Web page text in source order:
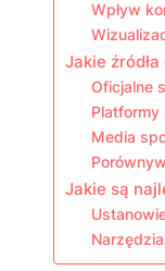
Wpływ
Jakie
Oficjalne
Platformy
Media
Jakie są